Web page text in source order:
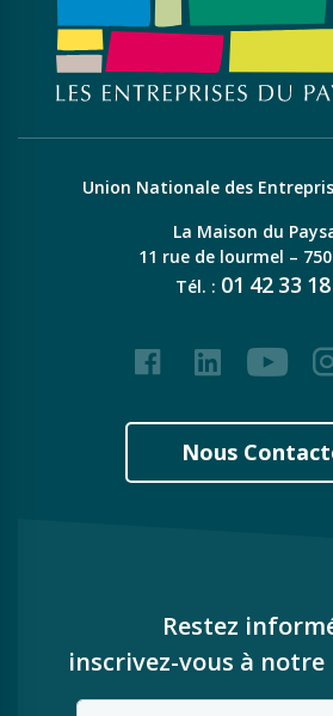
Union Nationale des
La Maison du
11 rue de lourmel –
Tél. : 01 42 33 18
FacebookLinkedInYoutube
Nous
Restez
inscrivez-vous à